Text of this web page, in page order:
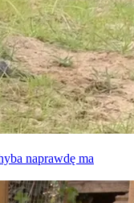
naprawdę ma